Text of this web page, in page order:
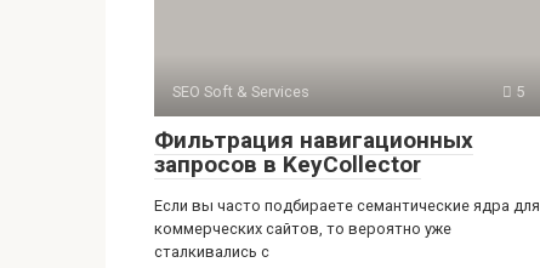
SEO Soft & Services 5
Фильтрация навигационных
запросов в KeyCollector
Если вы часто подбираете семантические ядра для
коммерческих сайтов, то вероятно уже
сталкивались с